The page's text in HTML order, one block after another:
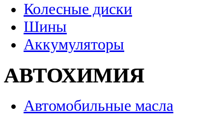
Колесные диски
Шины
Аккумуляторы
АВТОХИМИЯ
Автомобильные масла